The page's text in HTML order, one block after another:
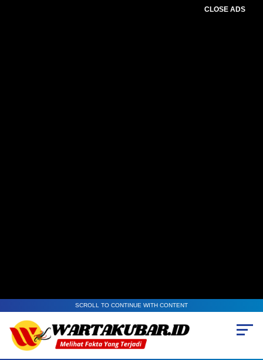
CLOSE ADS
SCROLL TO CONTINUE WITH CONTENT